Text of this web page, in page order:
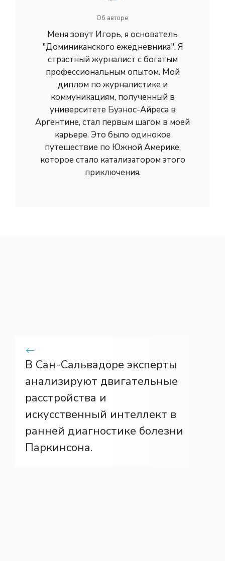
Об авторе
Меня зовут Игорь, я основатель
"Доминиканского ежедневника". Я
страстный журналист с богатым
профессиональным опытом. Мой
диплом по журналистике и
коммуникациям, полученный в
университете Буэнос-Айреса в
Аргентине, стал первым шагом в моей
карьере. Это было одинокое
путешествие по Южной Америке,
которое стало катализатором этого
приключения.
В Сан-Сальвадоре эксперты
анализируют двигательные
расстройства и
искусственный интеллект в
ранней диагностике болезни
Паркинсона.